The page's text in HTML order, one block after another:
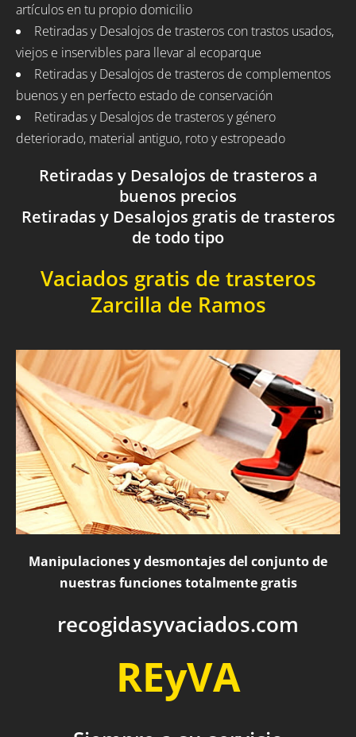
artículos en tu propio domicilio
Retiradas y Desalojos de trasteros con trastos usados,
viejos e inservibles para llevar al ecoparque
Retiradas y Desalojos de trasteros de complementos
buenos y en perfecto estado de conservación
Retiradas y Desalojos de trasteros y género
deteriorado, material antiguo, roto y estropeado
Retiradas y Desalojos de trasteros a
buenos precios
Retiradas y Desalojos gratis de trasteros
de todo tipo
Vaciados gratis de trasteros
Zarcilla de Ramos
Manipulaciones y desmontajes del conjunto de
nuestras funciones totalmente gratis
recogidasyvaciados.com
REyVA